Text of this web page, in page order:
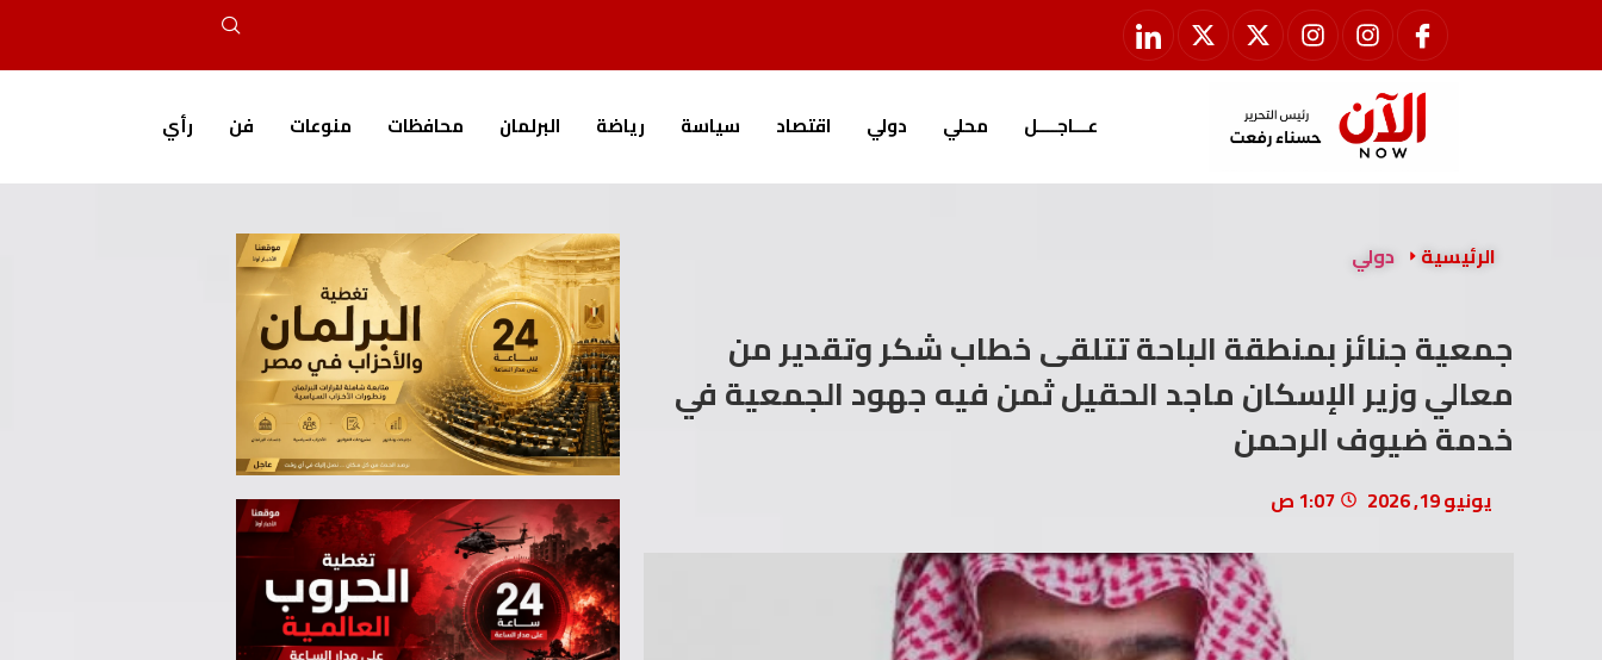
عـــاجــــل محلي دولي اقتصاد سياسة رياضة البرلمان محافظات منوعات فن رأي
الرئيسية دولي
جمعية جنائز بمنطقة الباحة تتلقى خطاب شكر وتقدير من
معالي وزير الإسكان ماجد الحقيل ثمن فيه جهود الجمعية في
خدمة ضيوف الرحمن
يونيو 19, 2026 1:07 ص